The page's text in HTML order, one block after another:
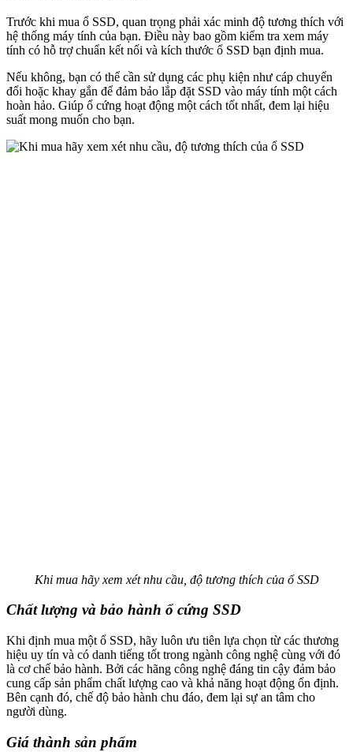
Trước khi mua ổ SSD, quan trọng phải xác minh độ tương thích với
hệ thống máy tính của bạn. Điều này bao gồm kiểm tra xem máy
tính có hỗ trợ chuẩn kết nối và kích thước ổ SSD bạn định mua.
Nếu không, bạn có thể cần sử dụng các phụ kiện như cáp chuyển
đổi hoặc khay gắn để đảm bảo lắp đặt SSD vào máy tính một cách
hoàn hảo. Giúp ổ cứng hoạt động một cách tốt nhất, đem lại hiệu
suất mong muốn cho bạn.
Khi mua hãy xem xét nhu cầu, độ tương thích của ổ SSD
Chất lượng và bảo hành ổ cứng SSD
Khi định mua một ổ SSD, hãy luôn ưu tiên lựa chọn từ các thương
hiệu uy tín và có danh tiếng tốt trong ngành công nghệ cùng với đó
là cơ chế bảo hành. Bởi các hãng công nghệ đáng tin cậy đảm bảo
cung cấp sản phẩm chất lượng cao và khả năng hoạt động ổn định.
Bên cạnh đó, chế độ bảo hành chu đáo, đem lại sự an tâm cho
người dùng.
Giá thành sản phẩm